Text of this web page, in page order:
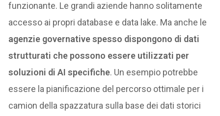
funzionante. Le grandi aziende hanno solitamente
accesso ai propri database e data lake. Ma anche le
agenzie governative spesso dispongono di dati
strutturati che possono essere utilizzati per
soluzioni di AI specifiche. Un esempio potrebbe
essere la pianificazione del percorso ottimale per i
camion della spazzatura sulla base dei dati storici